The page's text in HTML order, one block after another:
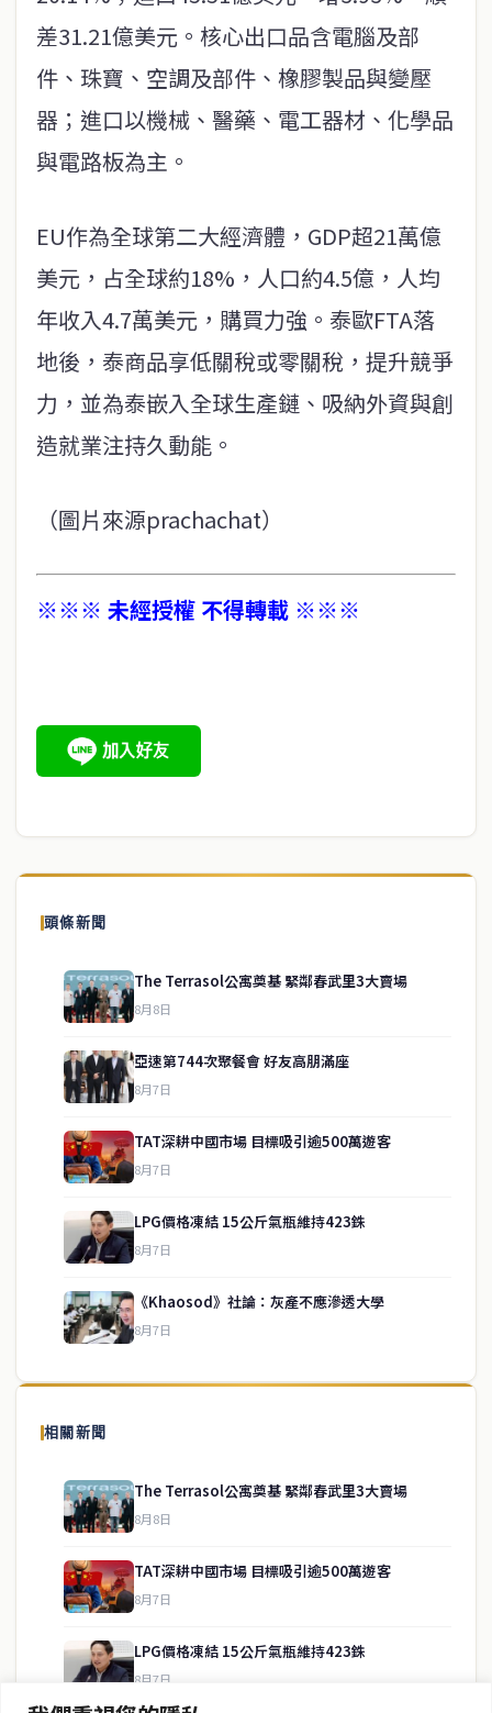
差31.21億美元。核心出口品含電腦及部
件、珠寶、空調及部件、橡膠製品與變壓
器；進口以機械、醫藥、電工器材、化學品
與電路板為主。
EU作為全球第二大經濟體，GDP超21萬億
美元，占全球約18%，人口約4.5億，人均
年收入4.7萬美元，購買力強。泰歐FTA落
地後，泰商品享低關稅或零關稅，提升競爭
力，並為泰嵌入全球生產鏈、吸納外資與創
造就業注持久動能。
（圖片來源prachachat）
※※※ 未經授權 不得轉載 ※※※
頭條新聞
The Terrasol公寓奠基 緊鄰春武里3大賣場
8月8日
亞速第744次聚餐會 好友高朋滿座
8月7日
TAT深耕中國市場 目標吸引逾500萬遊客
8月7日
LPG價格凍結 15公斤氣瓶維持423銖
8月7日
《Khaosod》社論：灰產不應滲透大學
8月7日
相關新聞
The Terrasol公寓奠基 緊鄰春武里3大賣場
8月8日
TAT深耕中國市場 目標吸引逾500萬遊客
8月7日
LPG價格凍結 15公斤氣瓶維持423銖
8月7日
關於我們
泰國中文新聞（TCN）是一家總部設於曼谷的中文新聞媒體，致力於
供即時、客觀、多元的中文新聞內容。
房地產
service@thaichinesenews.com